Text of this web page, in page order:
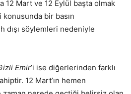
12 Mart ve 12 Eylül başta olmak
bir basın
dışı söylemleri nedeniyle
Emir’i ise diğerlerinden farklı
12 Mart’ın hemen